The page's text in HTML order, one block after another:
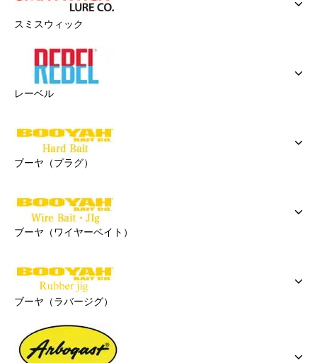
スミスウィック
レーベル
ブーヤ（プラグ）
ブーヤ（ワイヤーベイト）
ブーヤ（ラバージグ）